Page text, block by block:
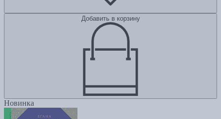
Добавить в корзину
Новинка